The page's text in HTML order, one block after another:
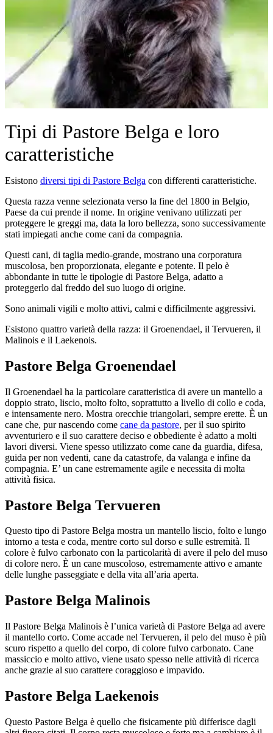
Tipi di Pastore Belga e loro
caratteristiche
Esistono diversi tipi di Pastore Belga con differenti caratteristiche.
Questa razza venne selezionata verso la fine del 1800 in Belgio,
Paese da cui prende il nome. In origine venivano utilizzati per
proteggere le greggi ma, data la loro bellezza, sono successivamente
stati impiegati anche come cani da compagnia.
Questi cani, di taglia medio-grande, mostrano una corporatura
muscolosa, ben proporzionata, elegante e potente. Il pelo è
abbondante in tutte le tipologie di Pastore Belga, adatto a
proteggerlo dal freddo del suo luogo di origine.
Sono animali vigili e molto attivi, calmi e difficilmente aggressivi.
Esistono quattro varietà della razza: il Groenendael, il Tervueren, il
Malinois e il Laekenois.
Pastore Belga Groenendael
Il Groenendael ha la particolare caratteristica di avere un mantello a
doppio strato, liscio, molto folto, soprattutto a livello di collo e coda,
e intensamente nero. Mostra orecchie triangolari, sempre erette. È un
cane che, pur nascendo come cane da pastore, per il suo spirito
avventuriero e il suo carattere deciso e obbediente è adatto a molti
lavori diversi. Viene spesso utilizzato come cane da guardia, difesa,
guida per non vedenti, cane da catastrofe, da valanga e infine da
compagnia. E’ un cane estremamente agile e necessita di molta
attività fisica.
Pastore Belga Tervueren
Questo tipo di Pastore Belga mostra un mantello liscio, folto e lungo
intorno a testa e coda, mentre corto sul dorso e sulle estremità. Il
colore è fulvo carbonato con la particolarità di avere il pelo del muso
di colore nero. È un cane muscoloso, estremamente attivo e amante
delle lunghe passeggiate e della vita all’aria aperta.
Pastore Belga Malinois
Il Pastore Belga Malinois è l’unica varietà di Pastore Belga ad avere
il mantello corto. Come accade nel Tervueren, il pelo del muso è più
scuro rispetto a quello del corpo, di colore fulvo carbonato. Cane
massiccio e molto attivo, viene usato spesso nelle attività di ricerca
anche grazie al suo carattere coraggioso e impavido.
Pastore Belga Laekenois
Questo Pastore Belga è quello che fisicamente più differisce dagli